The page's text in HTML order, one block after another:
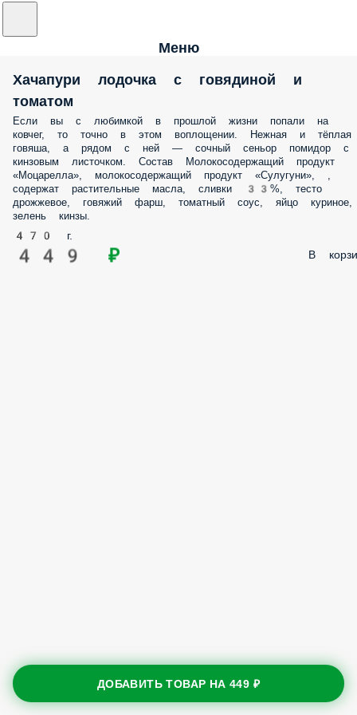
Меню
Хачапури лодочка с говядиной и
томатом
Если вы с любимкой в прошлой жизни попали на ковчег, то точно в
этом воплощении. Нежная и тёплая говяша, а рядом с ней — сочный
сеньор помидор с кинзовым листочком. Состав
продукт «Моцарелла», молокосодержащий продукт «Сулугуни», ,
содержат растительные масла, сливки 33%, тесто дрожжевое,
фарш, томатный соус, яйцо куриное, зелень кинзы.
470 г.
449 ₽
ДОБАВИТЬ ТОВАР НА449 ₽